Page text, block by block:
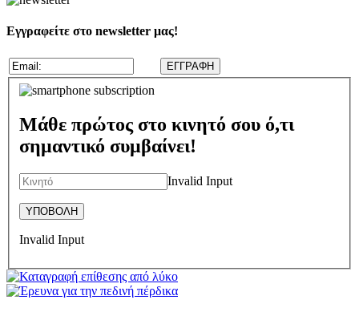
Εγγραφείτε στο newsletter μας!
Μάθε πρώτος στο κινητό σου ό,τι
σημαντικό συμβαίνει!
Invalid Input
Invalid Input